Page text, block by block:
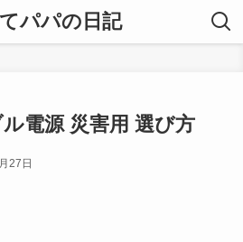
パパの日記
電源 災害用 選び方
27日